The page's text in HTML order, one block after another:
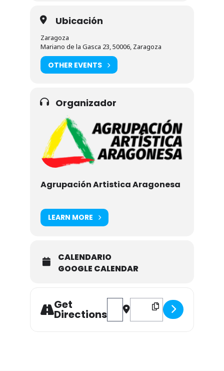
Ubicación
Zaragoza
Mariano de la Gasca 23, 50006, Zaragoza
OTHER EVENTS
Organizador
Agrupación Artistica Aragonesa
LEARN MORE
CALENDARIO
GOOGLE CALENDAR
Get
Directions
Address - Exposición de fotografía
Destination Address -